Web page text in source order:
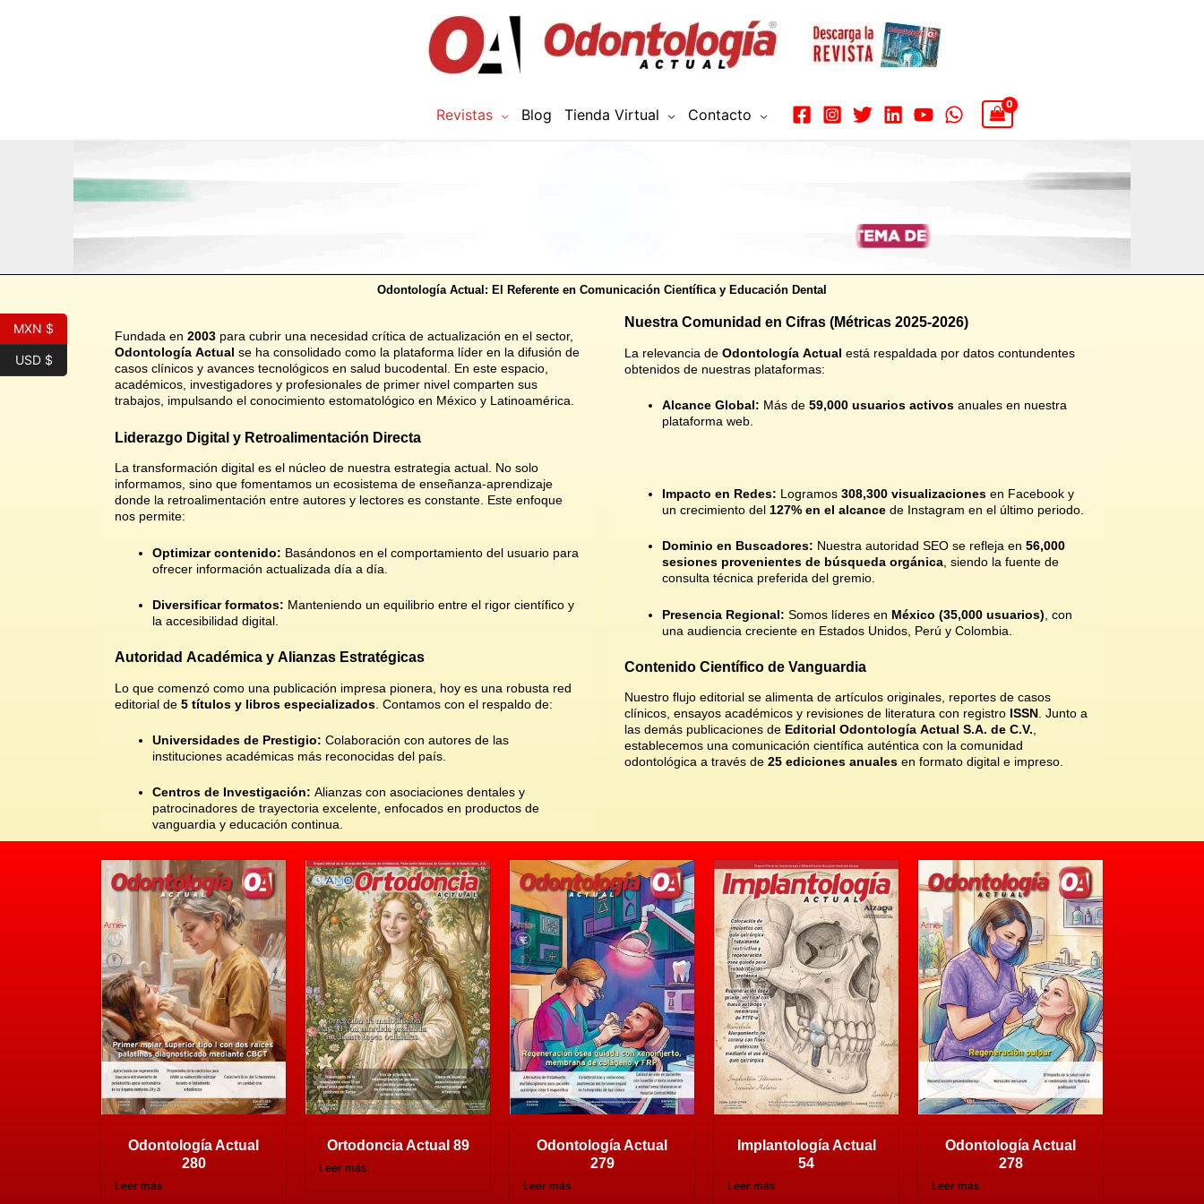
Revistas Blog Tienda Virtual Contacto
Odontología Actual: El Referente en Comunicación Científica y Educación Dental
Fundada en 2003 para cubrir una necesidad crítica de actualización en el sector,
Odontología Actual se ha consolidado como la plataforma líder en la difusión de
casos clínicos y avances tecnológicos en salud bucodental. En este espacio,
académicos, investigadores y profesionales de primer nivel comparten sus
trabajos, impulsando el conocimiento estomatológico en México y Latinoamérica.
Liderazgo Digital y Retroalimentación Directa
La transformación digital es el núcleo de nuestra estrategia actual. No solo
informamos, sino que fomentamos un ecosistema de enseñanza-aprendizaje
donde la retroalimentación entre autores y lectores es constante. Este enfoque
nos permite:
Optimizar contenido: Basándonos en el comportamiento del usuario para
ofrecer información actualizada día a día
Diversificar formatos: Manteniendo un equilibrio entre el rigor científico y
la accesibilidad digital
Autoridad Académica y Alianzas Estratégicas
Lo que comenzó como una publicación impresa pionera, hoy es una robusta red
editorial de 5 títulos y libros especializados . Contamos con el respaldo de:
Universidades de Prestigio: Colaboración con autores de las
instituciones académicas más reconocidas del país
Centros de Investigación: Alianzas con asociaciones dentales y
patrocinadores de trayectoria excelente, enfocados en productos de
vanguardia y educación continua.
Nuestra Comunidad en Cifras (Métricas 2025-2026)
La relevancia de Odontología Actual está respaldada por datos contundentes
obtenidos de nuestras plataformas:
Alcance Global: Más de 59,000 usuarios activos anuales en nuestra
plataforma web
Impacto en Redes: Logramos 308,300 visualizaciones en Facebook y
un crecimiento del 127% en el alcance de Instagram en el último periodo.
Dominio en Buscadores: Nuestra autoridad SEO se refleja en 56,000
sesiones provenientes de búsqueda orgánica, siendo la fuente de
consulta técnica preferida del gremio.
Presencia Regional: Somos líderes en México (35,000 usuarios) , con
una audiencia creciente en Estados Unidos, Perú y Colombia
Contenido Científico de Vanguardia
Nuestro flujo editorial se alimenta de artículos originales, reportes de casos
clínicos, ensayos académicos y revisiones de literatura con registro ISSN. Junto a
las demás publicaciones de Editorial Odontología Actual S.A. de C.V.,
establecemos una comunicación científica auténtica con la comunidad
odontológica a través de 25 ediciones anuales en formato digital e impreso.
Odontología Actual
280
Leer más
Ortodoncia Actual 89
Leer más
Odontología Actual
279
Leer más
Implantología Actual
54
Leer más
Odontología Actual
278
Leer más
MXN $
USD $